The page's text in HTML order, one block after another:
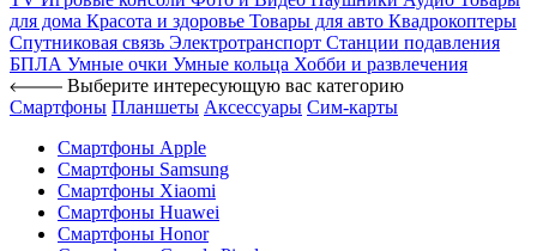
для дома Красота и здоровье Товары для авто Квадрокоптеры
Спутниковая связь Электротранспорт Станции подавления
БПЛА Умные очки Умные кольца Хобби и развлечения
Выберите интересующую вас категорию
Смартфоны Планшеты Аксессуары Сим-карты
Смартфоны Apple
Смартфоны Samsung
Смартфоны Xiaomi
Смартфоны Huawei
Смартфоны Honor